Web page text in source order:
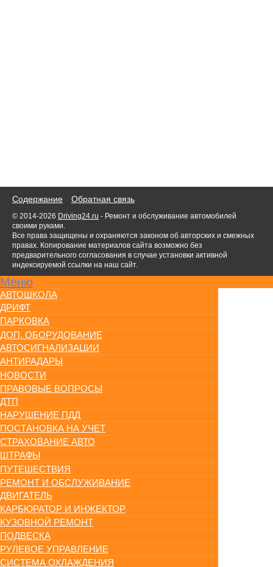
Содержание Обратная связь
© 2014-2026 Driving24.ru - Ремонт и обслуживание автомобилей
своими руками.
Все права защищены и охраняются законом об авторских и смежных
правах. Копирование материалов сайта возможно без
предварительного согласования в случае установки активной
индексируемой ссылки на наш сайт.
Меню
АВТОШКОЛА
ДРИФТ
ПАРКОВКА
ДОП. ОБОРУДОВАНИЕ
АВТОСИГНАЛИЗАЦИИ
АНТИРАДАРЫ
НОВОСТИ
ПРАВОВЫЕ ВОПРОСЫ
ДТП
НАРУШЕНИЕ ПДД
ПОСТАНОВКА НА УЧЕТ
СТРАХОВАНИЕ АВТО
ШТРАФЫ
ПУТЕШЕСТВИЯ
РЕМОНТ И ОБСЛУЖИВАНИЕ
ДВИГАТЕЛЬ
КАРБЮРАТОР И ИНЖЕКТОР
КУЗОВНОЙ РЕМОНТ
ПОДВЕСКА
РУЛЕВОЕ УПРАВЛЕНИЕ
СИСТЕМА ОХЛАЖДЕНИЯ